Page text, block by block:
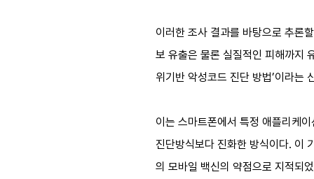
이러한 조사 결과를 바탕으로 추론
보 유출은 물론 실질적인 피해까지
위기반 악성코드 진단 방법’이라는
이는 스마트폰에서 특정 애플리케
진단방식보다 진화한 방식이다. 이
의 모바일 백신의 약점으로 지적되